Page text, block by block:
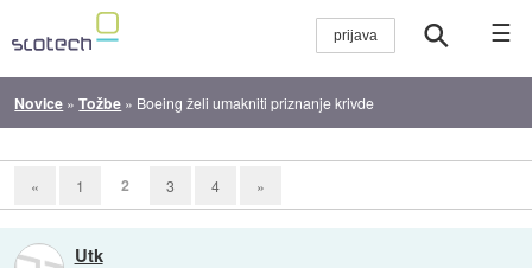
☰
Novice »Tožbe » Boeing želi umakniti priznanje krivde
« 1 2 3 4 »
Utk